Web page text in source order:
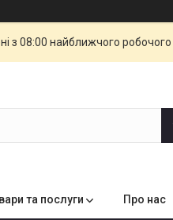
з 08:00 найближчого робочого
та послуги Про нас